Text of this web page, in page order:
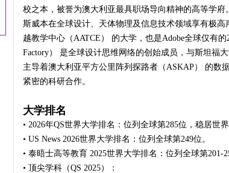
校之本，被誉为澳大利亚最具职场导向精神的高等学府。
斯威本在全球设计、天体物理及信息技术领域享有极
越教学中心（AATCE） 的大学，也是Adobe全球仅有
Factory） 是全球设计思维网络的创始成员，与斯坦福
主导着澳大利亚平方公里阵列探路者（ASKAP） 的数
紧密的科研合作。
大学排名
• 2026年QS世界大学排名：位列全球第285位，稳居世界
• US News 2026世界大学排名：位列全球第249位。
• 泰晤士高等教育 2025世界大学排名：位列全球第201-
• 顶尖学科（QS 2025）：